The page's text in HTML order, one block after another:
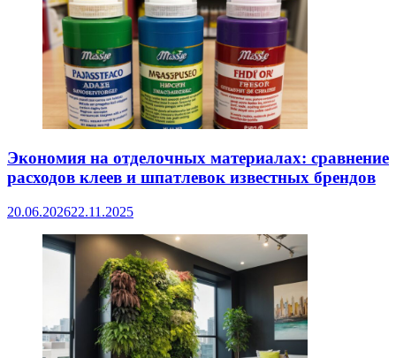
Экономия на отделочных материалах: сравнение
расходов клеев и шпатлевок известных брендов
20.06.202622.11.2025